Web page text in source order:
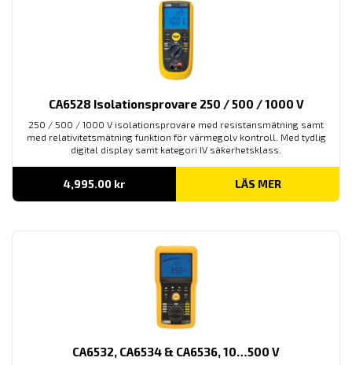
CA6528 Isolationsprovare 250 / 500 / 1000 V
250 / 500 / 1000 V isolationsprovare med resistansmätning samt
med relativitetsmätning funktion för värmegolv kontroll. Med tydlig
digital display samt kategori IV säkerhetsklass.
4,995.00 kr LÄS MER
CA6532, CA6534 & CA6536, 10…500 V